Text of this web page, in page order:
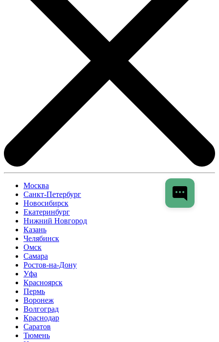
Москва
Санкт-Петербург
Новосибирск
Екатеринбург
Нижний Новгород
Казань
Челябинск
Омск
Самара
Ростов-на-Дону
Уфа
Красноярск
Пермь
Воронеж
Волгоград
Краснодар
Саратов
Тюмень